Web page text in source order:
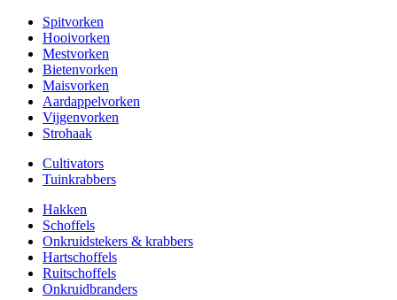
Spitvorken
Hooivorken
Mestvorken
Bietenvorken
Maisvorken
Aardappelvorken
Vijgenvorken
Strohaak
Cultivators
Tuinkrabbers
Hakken
Schoffels
Onkruidstekers & krabbers
Hartschoffels
Ruitschoffels
Onkruidbranders